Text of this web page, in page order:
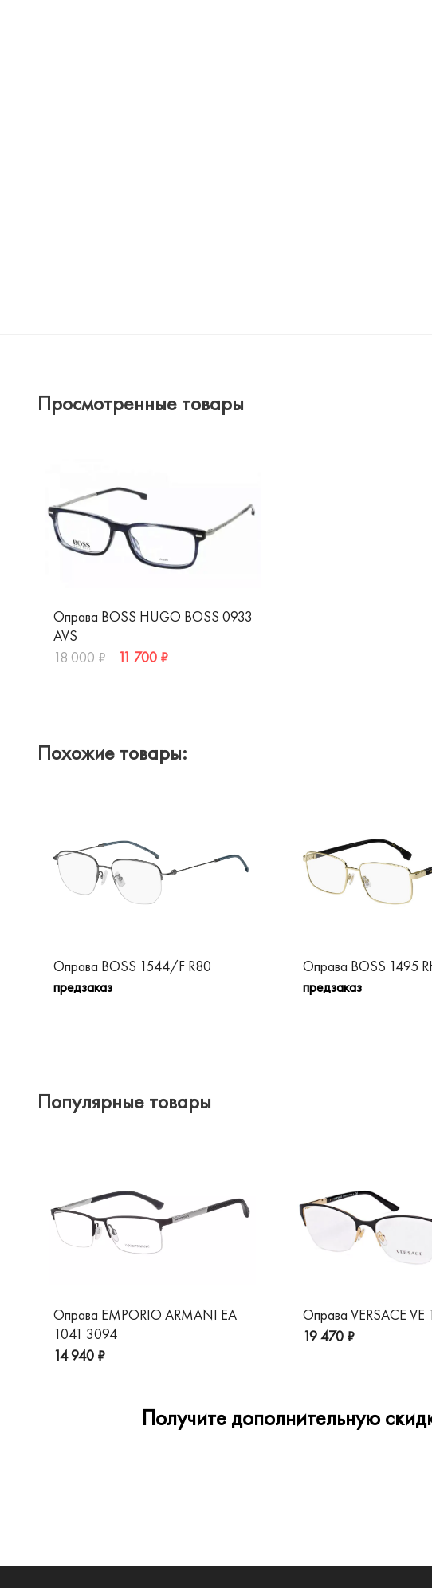
Просмотренные товары
Оправа BOSS HUGO BOSS 0933
AVS
18 000 ₽
11 700 ₽
Похожие товары:
Оправа BOSS 1544/F R80
предзаказ
Оправа BOSS 1495
предзаказ
Популярные товары
Оправа EMPORIO ARMANI EA
1041 3094
14 940 ₽
Оправа VERSACE VE
19 470 ₽
Получите дополнительную